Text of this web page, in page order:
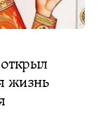
жизнь